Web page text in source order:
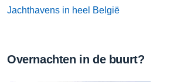
Jachthavens in heel België
Overnachten in de buurt?